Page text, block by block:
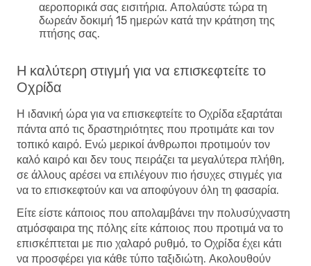
αεροπορικά σας εισιτήρια. Απολαύστε τώρα τη
δωρεάν δοκιμή 15 ημερών κατά την κράτηση της
πτήσης σας.
Η καλύτερη στιγμή για να επισκεφτείτε το
Οχρίδα
Η ιδανική ώρα για να επισκεφτείτε το Οχρίδα εξαρτάται
πάντα από τις δραστηριότητες που προτιμάτε και τον
τοπικό καιρό. Ενώ μερικοί άνθρωποι προτιμούν τον
καλό καιρό και δεν τους πειράζει τα μεγαλύτερα πλήθη,
σε άλλους αρέσει να επιλέγουν πιο ήσυχες στιγμές για
να το επισκεφτούν και να αποφύγουν όλη τη φασαρία.
Είτε είστε κάποιος που απολαμβάνει την πολυσύχναστη
ατμόσφαιρα της πόλης είτε κάποιος που προτιμά να το
επισκέπτεται με πιο χαλαρό ρυθμό, το Οχρίδα έχει κάτι
να προσφέρει για κάθε τύπο ταξιδιώτη. Ακολουθούν